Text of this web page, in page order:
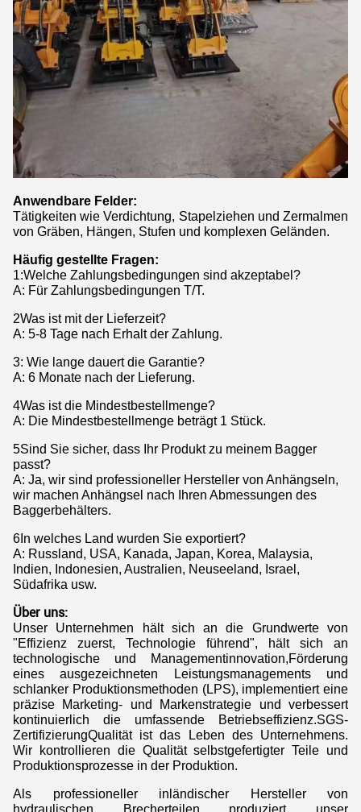
Anwendbare Felder:
Tätigkeiten wie Verdichtung, Stapelziehen und Zermalmen
von Gräben, Hängen, Stufen und komplexen Geländen.
Häufig gestellte Fragen:
1:Welche Zahlungsbedingungen sind akzeptabel?
A: Für Zahlungsbedingungen T/T.
2Was ist mit der Lieferzeit?
A: 5-8 Tage nach Erhalt der Zahlung.
3: Wie lange dauert die Garantie?
A: 6 Monate nach der Lieferung.
4Was ist die Mindestbestellmenge?
A: Die Mindestbestellmenge beträgt 1 Stück.
5Sind Sie sicher, dass Ihr Produkt zu meinem Bagger
passt?
A: Ja, wir sind professioneller Hersteller von Anhängseln,
wir machen Anhängsel nach Ihren Abmessungen des
Baggerbehälters.
6In welches Land wurden Sie exportiert?
A: Russland, USA, Kanada, Japan, Korea, Malaysia,
Indien, Indonesien, Australien, Neuseeland, Israel,
Südafrika usw.
Über uns:
Unser Unternehmen hält sich an die Grundwerte von
"Effizienz zuerst, Technologie führend", hält sich an
technologische und Managementinnovation,Förderung
eines ausgezeichneten Leistungsmanagements und
schlanker Produktionsmethoden (LPS), implementiert eine
präzise Marketing- und Markenstrategie und verbessert
kontinuierlich die umfassende Betriebseffizienz.SGS-
ZertifizierungQualität ist das Leben des Unternehmens.
Wir kontrollieren die Qualität selbstgefertigter Teile und
Produktionsprozesse in der Produktion.
Als professioneller inländischer Hersteller von
hydraulischen Brecherteilen produziert unser